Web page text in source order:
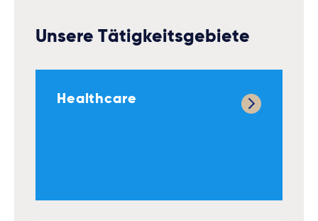
Unsere Tätigkeitsgebiete
Healthcare